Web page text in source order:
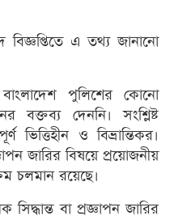
এ তথ্য জানানো
পুলিশের কোনো
বক্তব্য দেননি। সংশ্লিষ্ট
ভিত্তিহীন ও বিভ্রান্তিকর।
জারির বিষয়ে প্রয়োজনীয়
চলমান রয়েছে।
বা প্রজ্ঞাপন জারির